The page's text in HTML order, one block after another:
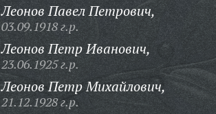
Леонов Павел Петрович,
03.09.1918 г.р.
Леонов Петр Иванович,
23.06.1925 г.р.
Леонов Петр Михайлович,
21.12.1928 г.р.